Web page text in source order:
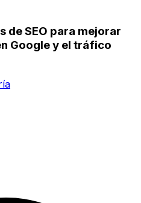
SEO para mejorar
Google y el tráfico